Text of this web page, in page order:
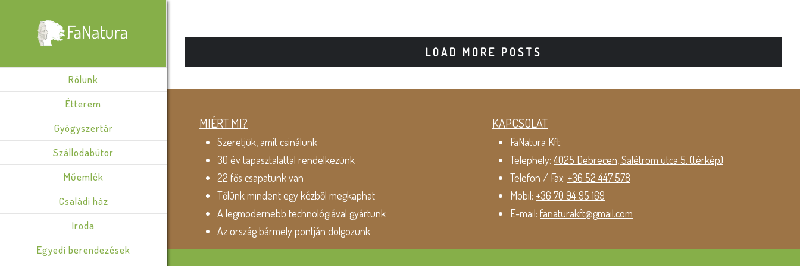
Rólunk
Étterem
Gyógyszertár
Szállodabútor
Műemlék
Családi ház
Iroda
Egyedi berendezések
LOAD MORE POSTS
MIÉRT MI?
Szeretjük, amit csinálunk
30 év tapasztalattal rendelkezünk
22 fős csapatunk van
Tőlünk mindent egy kézből megkaphat
A legmodernebb technológiával gyártunk
Az ország bármely pontján dolgozunk
KAPCSOLAT
FaNatura Kft.
Telephely:4025 Debrecen, Salétrom utca 5. (térkép)
Telefon / Fax: +36 52 447 578
Mobil: +36 70 94 95 169
E-mail: fanaturakft@gmail.com